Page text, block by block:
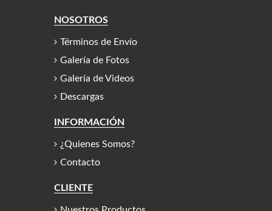
NOSOTROS
Términos de Envío
Galería de Fotos
Galería de Videos
Descargas
INFORMACIÓN
¿Quienes Somos?
Contacto
CLIENTE